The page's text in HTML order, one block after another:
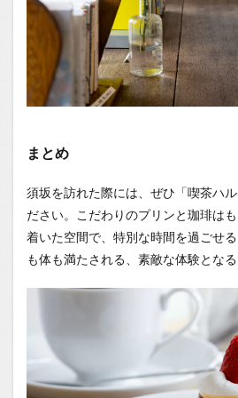
まとめ
須坂を訪れた際には、ぜひ「喫茶ハ
ださい。こだわりのプリンと珈琲は
着いた空間で、特別な時間を過ごせ
も体も満たされる、素敵な体験となる